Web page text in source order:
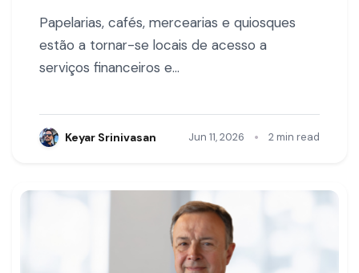
Papelarias, cafés, mercearias e quiosques
estão a tornar-se locais de acesso a
serviços financeiros e…
Keyar Srinivasan Jun 11, 2026 • 2 min read